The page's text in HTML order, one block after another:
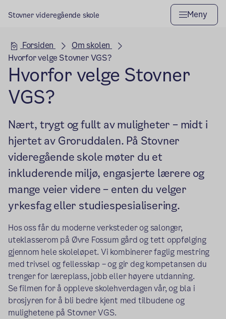
Stovner videregående skole Meny
Hovedseksjon
Forsiden
Om skolen
Hvorfor velge Stovner VGS?
Hvorfor velge Stovner
VGS?
Nært, trygt og fullt av muligheter – midt i
hjertet av Groruddalen. På Stovner
videregående skole møter du et
inkluderende miljø, engasjerte lærere og
mange veier videre – enten du velger
yrkesfag eller studiespesialisering.
Hos oss får du moderne verksteder og salonger,
uteklasserom på Øvre Fossum gård og tett oppfølging
gjennom hele skoleløpet. Vi kombinerer faglig mestring
med trivsel og fellesskap – og gir deg kompetansen du
trenger for læreplass, jobb eller høyere utdanning.
Se filmen for å oppleve skolehverdagen vår, og bla i
brosjyren for å bli bedre kjent med tilbudene og
mulighetene på Stovner VGS.